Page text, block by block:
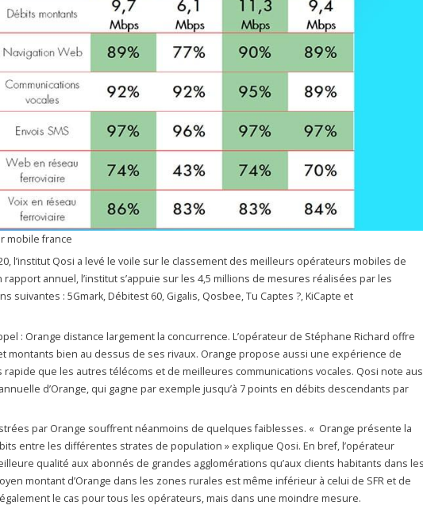
mobile france
l’institut Qosi a levé le voile sur le classement des meilleurs opérateurs mobiles de
annuel, l’institut s’appuie sur les 4,5 millions de mesures réalisées par les
suivantes : 5Gmark, Débitest 60, Gigalis, Qosbee, Tu Captes ?, KiCapte et
: Orange distance largement la concurrence. L’opérateur de Stéphane Richard offre
montants bien au dessus de ses rivaux. Orange propose aussi une expérience de
rapide que les autres télécoms et de meilleures communications vocales. Qosi note
d’Orange, qui gagne par exemple jusqu’à 7 points en débits descendants par
par Orange souffrent néanmoins de quelques faiblesses. « Orange présente la
entre les différentes strates de population » explique Qosi. En bref, l’opérateur
qualité aux abonnés de grandes agglomérations qu’aux clients habitants dans
montant d’Orange dans les zones rurales est même inférieur à celui de SFR et de
également le cas pour tous les opérateurs, mais dans une moindre mesure.